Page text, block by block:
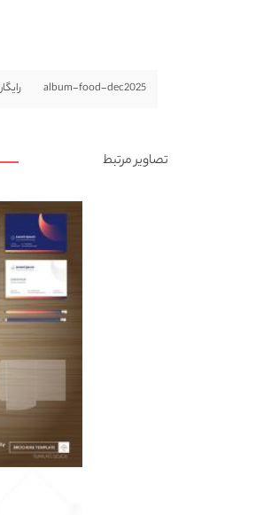
album-food-dec2025
تصاویر مرتبط